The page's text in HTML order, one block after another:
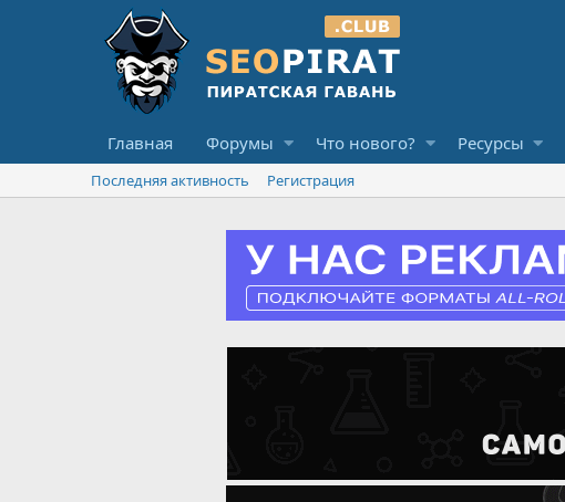
Главная Форумы Что нового? Ресурсы
Последняя активность Регистрация